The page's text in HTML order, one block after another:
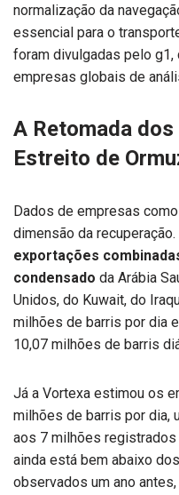
normalização da
essencial para o
foram divulgadas pelo
empresas globais de
A Retomada
Estreito de
Dados de empresas
dimensão da
exportações
condensado da Arábia
Unidos, do Kuwait, do
milhões de barris por dia
10,07 milhões de barris
Já a Vortexa estimou os
milhões de barris por dia,
aos 7 milhões
ainda está bem abaixo
observados um ano